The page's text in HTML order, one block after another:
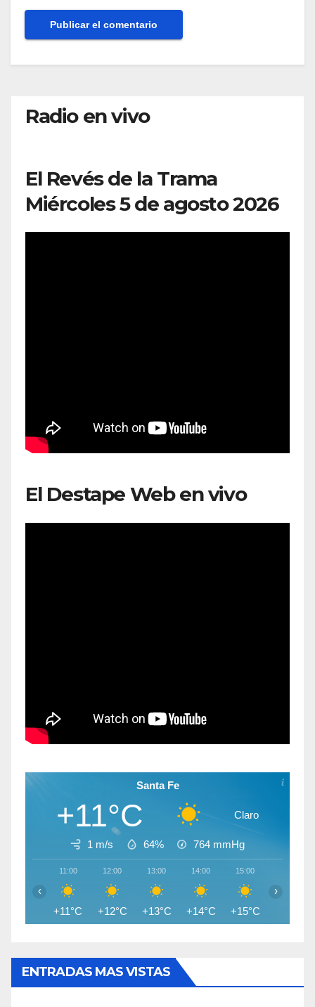
Radio en vivo
El Revés de la Trama
Miércoles 5 de agosto 2026
El Destape Web en vivo
Santa Fe
+11°C Claro
1 m/s 64% 764 mmHg
11:00
+11°C
12:00
+12°C
13:00
+13°C
14:00
+14°C
15:00
+15°C
‹ ›
ENTRADAS MAS VISTAS